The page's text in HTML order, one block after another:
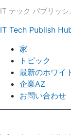
IT テック パブリッ
IT Tech Publish
家
トピック
最新のホワイ
企業AZ
お問い合わせ